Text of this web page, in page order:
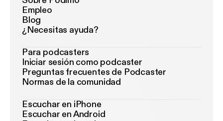
Empleo
Blog
¿Necesitas ayuda?
Para podcasters
Iniciar sesión como podcaster
Preguntas frecuentes de Podcaster
Normas de la comunidad
Escuchar en iPhone
Escuchar en Android